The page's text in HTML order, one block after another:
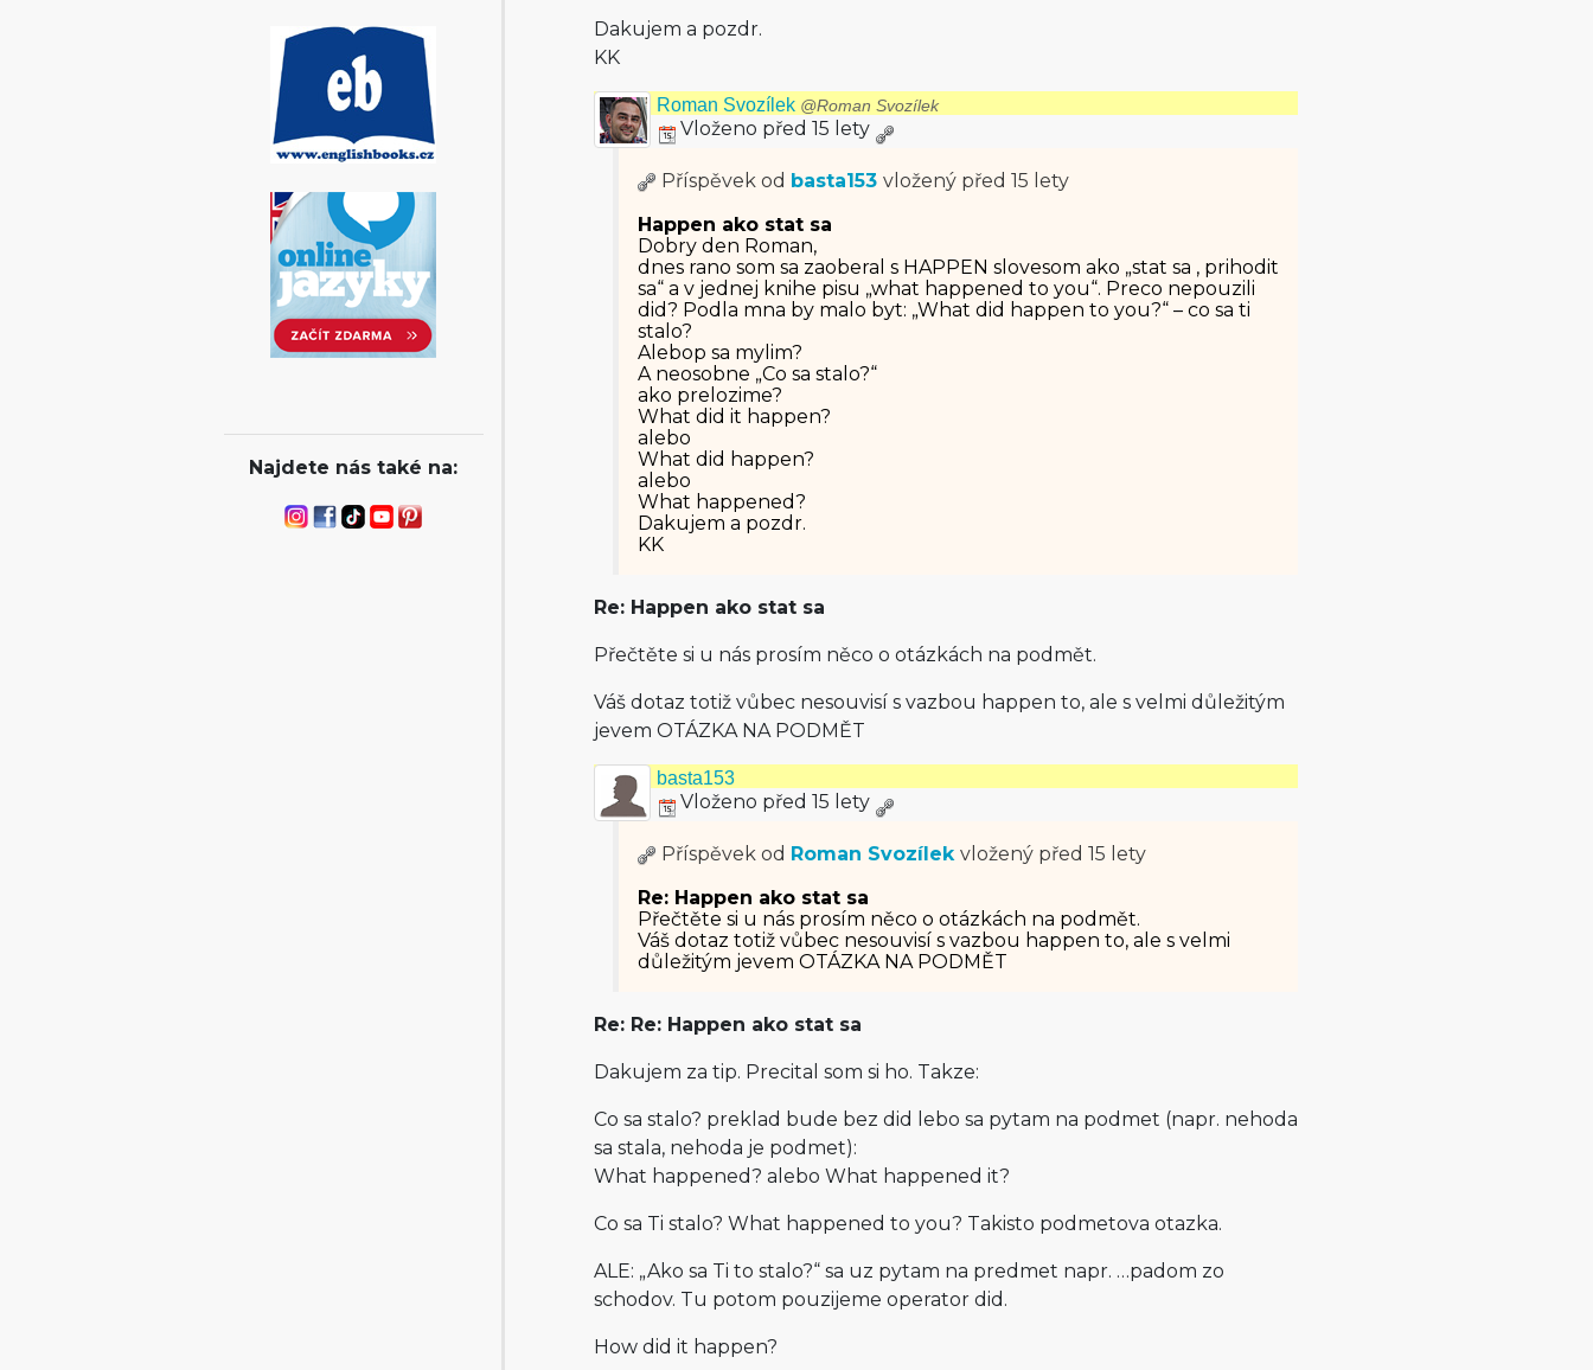
Najdete nás také na:
Dakujem a pozdr.
KK
Roman Svozílek @Roman Svozílek
Vloženo před 15 lety
Příspěvek od basta153 vložený před 15 lety
Happen ako stat sa
Dobry den Roman,
dnes rano som sa zaoberal s HAPPEN slovesom ako „stat sa , prihodit
sa“ a v jednej knihe pisu „what happened to you“. Preco nepouzili
did? Podla mna by malo byt: „What did happen to you?“ – co sa ti
stalo?
Alebop sa mylim?
A neosobne „Co sa stalo?“
ako prelozime?
What did it happen?
alebo
What did happen?
alebo
What happened?
Dakujem a pozdr.
KK
Re: Happen ako stat sa
Přečtěte si u nás prosím něco o otázkách na podmět.
Váš dotaz totiž vůbec nesouvisí s vazbou happen to, ale s velmi důležitým
jevem OTÁZKA NA PODMĚT
basta153
Vloženo před 15 lety
Příspěvek od Roman Svozílek vložený před 15 lety
Re: Happen ako stat sa
Přečtěte si u nás prosím něco o otázkách na podmět.
Váš dotaz totiž vůbec nesouvisí s vazbou happen to, ale s velmi
důležitým jevem OTÁZKA NA PODMĚT
Re: Re: Happen ako stat sa
Dakujem za tip. Precital som si ho. Takze:
Co sa stalo? preklad bude bez did lebo sa pytam na podmet (napr. nehoda
sa stala, nehoda je podmet):
What happened? alebo What happened it?
Co sa Ti stalo? What happened to you? Takisto podmetova otazka.
ALE: „Ako sa Ti to stalo?“ sa uz pytam na predmet napr. …padom zo
schodov. Tu potom pouzijeme operator did.
How did it happen?